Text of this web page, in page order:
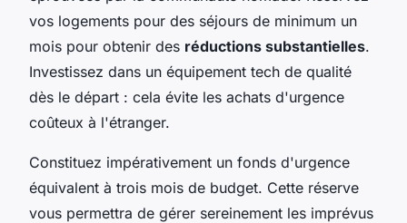
vos logements pour des séjours de minimum un
mois pour obtenir des réductions substantielles.
Investissez dans un équipement tech de qualité
dès le départ : cela évite les achats d'urgence
coûteux à l'étranger.
Constituez impérativement un fonds d'urgence
équivalent à trois mois de budget. Cette réserve
vous permettra de gérer sereinement les imprévus